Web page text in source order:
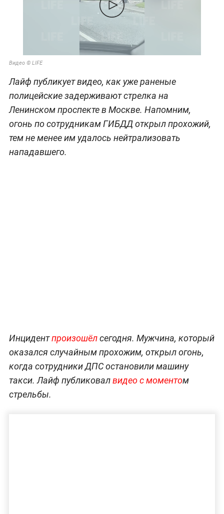
Видео © LIFE
Лайф публикует видео, как уже раненые
полицейские задерживают стрелка на
Ленинском проспекте в Москве. Напомним,
огонь по сотрудникам ГИБДД открыл прохожий,
тем не менее им удалось нейтрализовать
нападавшего.
Инцидентпроизошёлсегодня. Мужчина, который
оказался случайным прохожим, открыл огонь,
когда сотрудники ДПС остановили машину
такси. Лайф публиковалвидео с моментом
стрельбы.